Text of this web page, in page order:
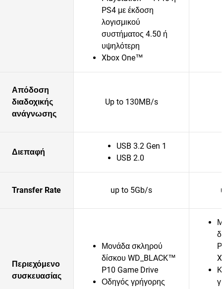
PS4 με έκδοση
λογισμικού
συστήματος 4.50 ή
υψηλότερη
Xbox One™
Απόδοση
διαδοχικής
ανάγνωσης
Up to 130MB/s
Διεπαφή
USB 3.2 Gen 1
USB 2.0
Transfer Rate up to 5Gb/s
Περιεχόμενο
συσκευασίας
Μονάδα σκληρού
δίσκου WD_BLACK™
P10 Game Drive
Οδηγός γρήγορης